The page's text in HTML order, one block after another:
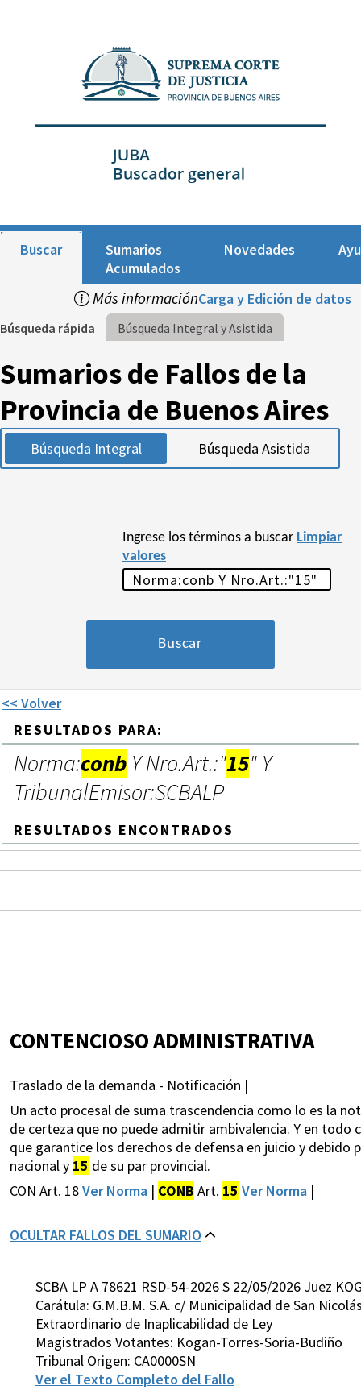
Buscar
Sumarios
Acumulados
Novedades
Más informaciónCarga y Edición de datos
Búsqueda rápida Búsqueda Integral y Asistida
Sumarios de Fallos de la
Provincia de Buenos Aires
Búsqueda Integral Búsqueda Asistida
Ingrese los términos a buscar Limpiar
valores
<< Volver
RESULTADOS PARA:
Norma:conb Y Nro.Art.:"15" Y
TribunalEmisor:SCBALP
RESULTADOS ENCONTRADOS
CONTENCIOSO ADMINISTRATIVA
Traslado de la demanda - Notificación |
Un acto procesal de suma trascendencia como lo es la
de certeza que no puede admitir ambivalencia. Y en
que garantice los derechos de defensa en juicio y
nacional y 15 de su par provincial.
CON Art. 18Ver Norma | CONB Art. 15 Ver Norma |
OCULTAR FALLOS DEL SUMARIO
SCBA LP A 78621 RSD-54-2026 S 22/05/2026 Juez
Carátula: G.M.B.M. S.A. c/ Municipalidad de San
Extraordinario de Inaplicabilidad de Ley
Magistrados Votantes: Kogan-Torres-Soria-Budiño
Tribunal Origen: CA0000SN
Ver el Texto Completo del Fallo